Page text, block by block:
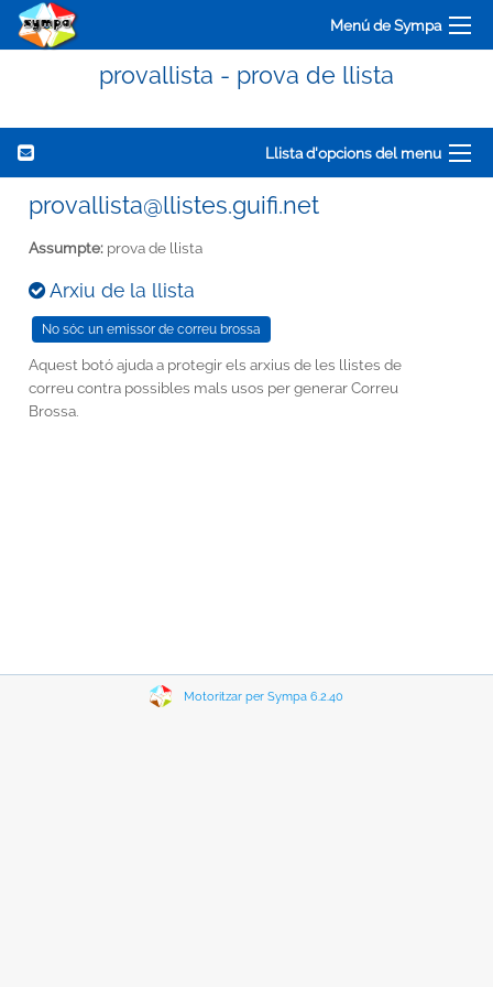
Menú de Sympa
provallista - prova de llista
Llista d'opcions del menu
provallista@llistes.guifi.net
Assumpte: prova de llista
Arxiu de la llista
Aquest botó ajuda a protegir els arxius de les llistes de
correu contra possibles mals usos per generar Correu
Brossa.
Motoritzar per Sympa 6.2.40